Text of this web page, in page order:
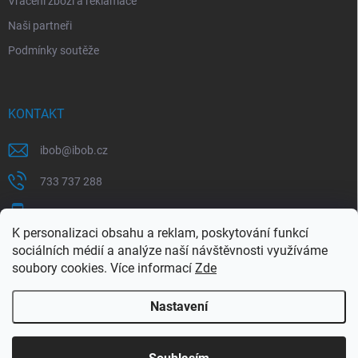
K personalizaci obsahu a reklam, poskytování funkcí
sociálních médií a analýze naší návštěvnosti využíváme
soubory cookies. Více informací Zde
Nastavení
Využijte naší letní akce, kde na Vás čeká spousta
Naši partneři
Podmínky soutěže
KONTAKT
ibob@ibob.cz
733 737 288
607 069 561
Sledujte nás na Facebooku !
ibob_s.r.o/
Copyright 2026ibob s.r.o.. Všechna práva vyhrazena.Upravit nastavení
cookies